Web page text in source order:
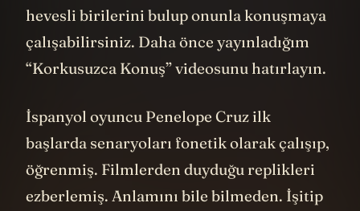
hevesli birilerini bulup onunla konuşmaya
çalışabilirsiniz. Daha önce yayınladığım
“Korkusuzca Konuş” videosunu hatırlayın.
İspanyol oyuncu Penelope Cruz ilk
başlarda senaryoları fonetik olarak çalışıp,
öğrenmiş. Filmlerden duyduğu replikleri
ezberlemiş. Anlamını bile bilmeden. İşitip